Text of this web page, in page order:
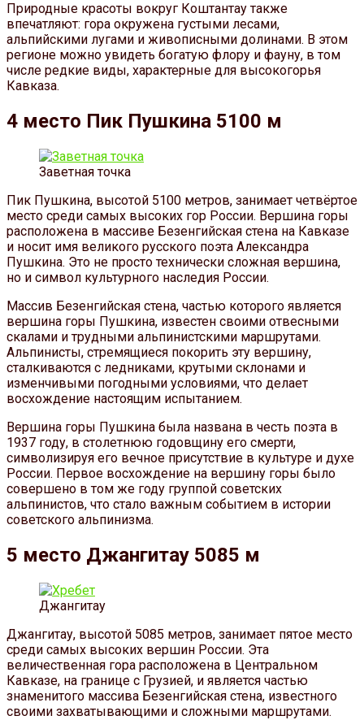
Природные красоты вокруг Коштантау также
впечатляют: гора окружена густыми лесами,
альпийскими лугами и живописными долинами. В этом
регионе можно увидеть богатую флору и фауну, в том
числе редкие виды, характерные для высокогорья
Кавказа.
4 место Пик Пушкина 5100 м
Заветная точка
Пик Пушкина, высотой 5100 метров, занимает четвёртое
место среди самых высоких гор России. Вершина горы
расположена в массиве Безенгийская стена на Кавказе
и носит имя великого русского поэта Александра
Пушкина. Это не просто технически сложная вершина,
но и символ культурного наследия России.
Массив Безенгийская стена, частью которого является
вершина горы Пушкина, известен своими отвесными
скалами и трудными альпинистскими маршрутами.
Альпинисты, стремящиеся покорить эту вершину,
сталкиваются с ледниками, крутыми склонами и
изменчивыми погодными условиями, что делает
восхождение настоящим испытанием.
Вершина горы Пушкина была названа в честь поэта в
1937 году, в столетнюю годовщину его смерти,
символизируя его вечное присутствие в культуре и духе
России. Первое восхождение на вершину горы было
совершено в том же году группой советских
альпинистов, что стало важным событием в истории
советского альпинизма.
5 место Джангитау 5085 м
Джангитау
Джангитау, высотой 5085 метров, занимает пятое место
среди самых высоких вершин России. Эта
величественная гора расположена в Центральном
Кавказе, на границе с Грузией, и является частью
знаменитого массива Безенгийская стена, известного
своими захватывающими и сложными маршрутами.